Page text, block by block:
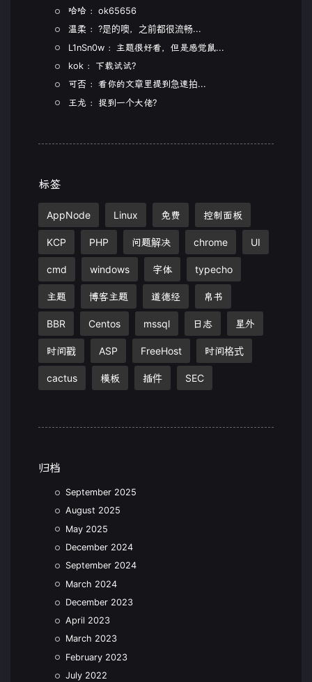
哈哈 ：ok65656
温柔 ：?是的噢，之前都很流畅...
L1nSn0w ：主题很好看，但是感觉鼠...
kok ：下载试试?
可否 ：看你的文章里提到急速拍...
王龙 ：捉到一个大佬?
标签
AppNode Linux 免费 控制面板
KCP PHP 问题解决 chrome UI
cmd windows 字体 typecho
主题 博客主题 道德经 帛书
BBR Centos mssql 日志 星外
时间戳 ASP FreeHost 时间格式
cactus 模板 插件 SEC
归档
September 2025
August 2025
May 2025
December 2024
September 2024
March 2024
December 2023
April 2023
March 2023
February 2023
July 2022